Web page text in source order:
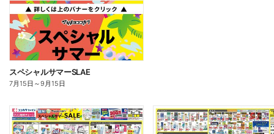
スペシャルサマーSLAE
7月15日 ～9月15日